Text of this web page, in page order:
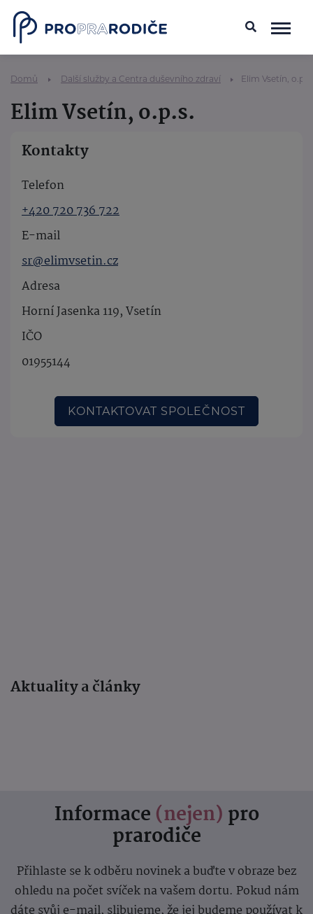
Domů Další služby a Centra duševního zdraví Elim Vsetín, o.p.s.
Elim Vsetín, o.p.s.
Kontakty
Telefon
+420 720 736 722
E-mail
sr@elimvsetin.cz
Adresa
Horní Jasenka 119, Vsetín
IČO
01955144
KONTAKTOVAT SPOLEČNOST
Aktuality a články
Informace (nejen) pro
prarodiče
Přihlaste se k odběru novinek a buďte v obraze bez
ohledu na počet svíček na vašem dortu. Pokud nám